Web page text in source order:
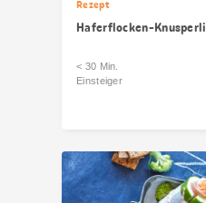
Rezept
Haferflocken-Knusperli
< 30 Min.
Einsteiger